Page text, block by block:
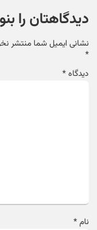
دیدگاهتان را
نشانی ایمیل شما منتشر
*
دیدگاه*
نام*